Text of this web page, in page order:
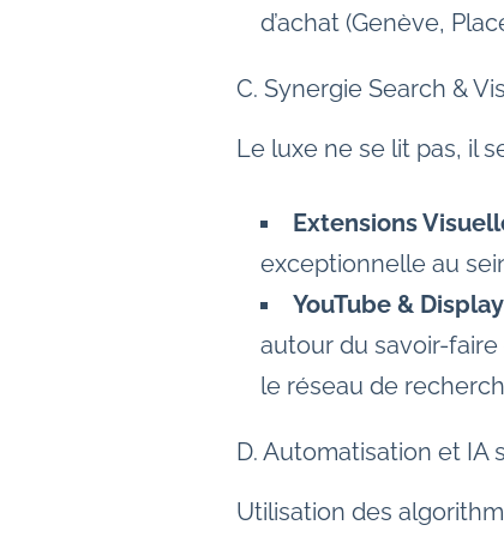
d’achat (Genève,
C. Synergie Search &
Le luxe ne se lit pas, il
Extensions
exceptionnelle au
YouTube &
autour du savoir-
le réseau de
D. Automatisation et IA
Utilisation des